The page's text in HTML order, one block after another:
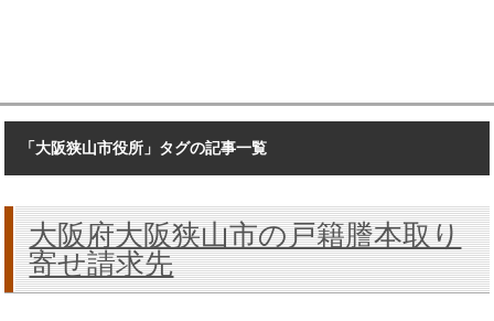
「大阪狭山市役所」タグの記事一覧
大阪府大阪狭山市の戸籍謄本取り
寄せ請求先